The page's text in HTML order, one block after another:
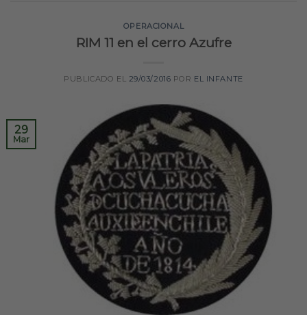
OPERACIONAL
RIM 11 en el cerro Azufre
PUBLICADO EL 29/03/2016 POR EL INFANTE
29
Mar